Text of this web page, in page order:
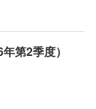
第2季度）